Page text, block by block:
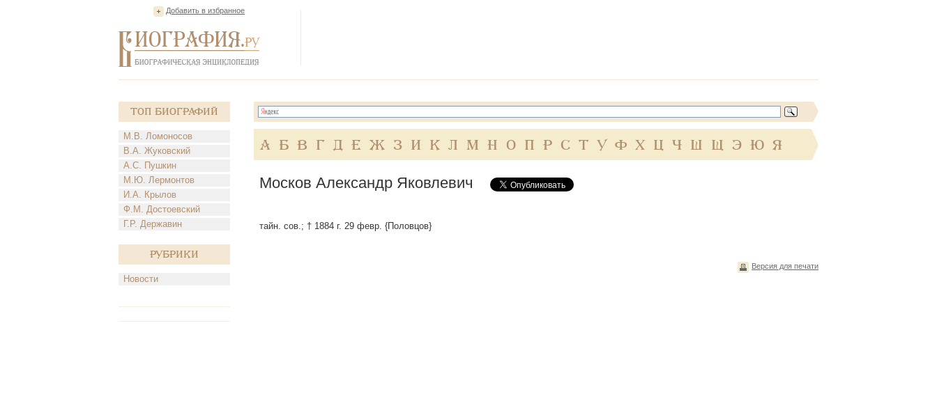
Добавить в избранное
Топ Биографий
М.В. Ломоносов
В.А. Жуковский
А.С. Пушкин
М.Ю. Лермонтов
И.А. Крылов
Ф.М. Достоевский
Г.Р. Державин
Рубрики
Новости
А Б В Г Д Е Ж З И К Л М Н О П Р С Т У Ф Х Ц Ч Ш Щ Э Ю Я
Москов Александр Яковлевич
тайн. сов.; † 1884 г. 29 февр. {Половцов}
Версия для печати